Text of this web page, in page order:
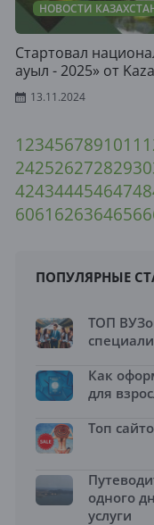
НОВОСТИ
Стартовал
ауыл - 2025» от
13.11.2024
1234567891011
24252627282930
42434445464748
60616263646566
ПОПУЛЯРНЫЕ
ТОП
Как
для
Топ
одного
услуги